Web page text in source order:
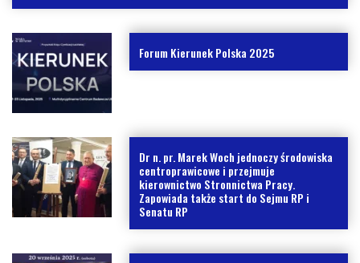
Forum Kierunek Polska 2025
Dr n. pr. Marek Woch jednoczy środowiska
centroprawicowe i przejmuje
kierownictwo Stronnictwa Pracy.
Zapowiada także start do Sejmu RP i
Senatu RP